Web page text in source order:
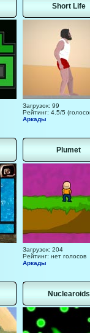
Short Life
Загрузок: 99
Рейтинг: 4.5/5
Аркады
Plumet
Загрузок: 204
Рейтинг: нет голосов
Аркады
Nuclearoids